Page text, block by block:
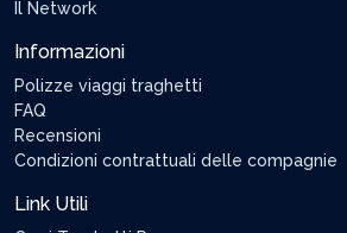
Il Network
Informazioni
Polizze viaggi traghetti
FAQ
Recensioni
Condizioni contrattuali delle compagnie
Link Utili